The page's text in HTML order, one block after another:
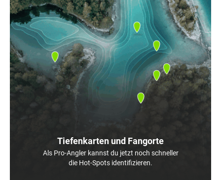
Tiefenkarten und Fangorte
Als Pro-Angler kannst du jetzt noch schneller
die Hot-Spots identifizieren.